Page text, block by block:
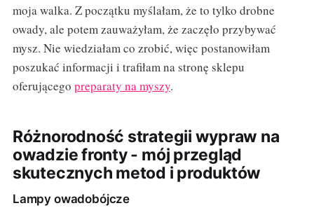
moja walka. Z początku myślałam, że to tylko drobne
owady, ale potem zauważyłam, że zaczęło przybywać
mysz. Nie wiedziałam co zrobić, więc postanowiłam
poszukać informacji i trafiłam na stronę sklepu
oferującego preparaty na myszy.
Różnorodność strategii wypraw na
owadzie fronty - mój przegląd
skutecznych metod i produktów
Lampy owadobójcze